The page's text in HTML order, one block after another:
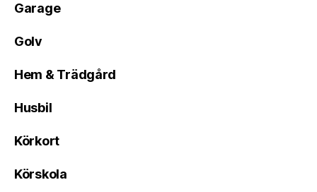
Garage
Golv
Hem & Trädgård
Husbil
Körkort
Körskola